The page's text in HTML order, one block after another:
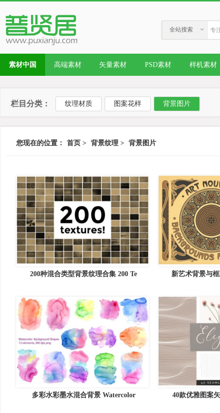
全站搜索
素材中国 高端素材 矢量素材 PSD素材 样机素材
栏目分类： 纹理材质 图案花样 背景图片
您现在的位置： 首页 > 背景纹理 > 背景图片
200种混合类型背景纹理合集 200 Te 新艺术背景与
多彩水彩墨水混合背景 Watercolor 40款优雅图案